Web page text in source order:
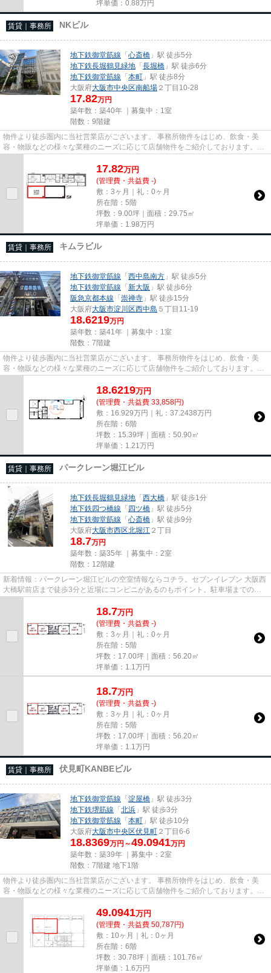
坪単価： 0.88万円
賃貸｜事務所 NKビル
地下鉄御堂筋線 「心斎橋 」駅 徒歩5分
地下鉄長堀鶴見緑地 「長堀橋 」駅 徒歩6分
地下鉄御堂筋線 「本町 」駅 徒歩8分
大阪府大阪市中央区南船場 ２丁目10-28
17.82万円
築年数：築40年 ｜募集中： 1室
階数：9階建
物件より徒歩圏内に当社営業店がございます。 事務所物件をはじめ、飲食・美
容・物販などの様々な業種のニーズに応じて店舗物件をご紹介しております。
尚、弊社ではおとり広告は一切...
17.82万円
(管理費・共益費 -)
敷：3ヶ月｜礼：0ヶ月
所在階：5階
坪数：9.00坪｜面積：29.75㎡
坪単価： 1.98万円
賃貸｜事務所 キムラビル
地下鉄御堂筋線 「西中島南方 」駅 徒歩5分
地下鉄御堂筋線 「新大阪 」駅 徒歩6分
阪急京都本線 「崇禅寺 」駅 徒歩15分
大阪府大阪市淀川区西中島 ５丁目11-19
18.6219万円
築年数：築41年 ｜募集中： 1室
階数：7階建
物件より徒歩圏内に当社営業店がございます。 事務所物件をはじめ、飲食・美
容・物販などの様々な業種のニーズに応じて店舗物件をご紹介しております。
尚、弊社ではおとり広告は一切...
18.6219万円
(管理費・共益費 33,858円)
敷：16.929万円｜礼：37.2438万円
所在階：6階
坪数：15.39坪｜面積：50.90㎡
坪単価： 1.21 万円
賃貸｜事務所 パークレーン堀江ビル
地下鉄長堀鶴見緑地 「西大橋 」駅 徒歩1分
地下鉄四つ橋線 「四ツ橋 」駅 徒歩5分
地下鉄御堂筋線 「心斎橋 」駅 徒歩9分
大阪府大阪市西区北堀江 ２丁目
18.7万円
築年数：築35年 ｜募集中： 2室
階数：12階建
新着情報：パークレーン堀江ビルの空室情報ならコチラ。セブンイレブン 大阪西
大橋駅前店まで徒歩3分と近場にコンビニがあるのもポイント。駐車場までの距
離は300mです。周辺には、徒...
18.7万円
(管理費・共益費 -)
敷：3ヶ月｜礼：0ヶ月
所在階：5階
坪数：17.00坪｜面積：56.20㎡
坪単価： 1.1 万円
18.7万円
(管理費・共益費 -)
敷：3ヶ月｜礼：0ヶ月
所在階：5階
坪数：17.00坪｜面積：56.20㎡
坪単価： 1.1 万円
賃貸｜事務所 伏見町KANBEビル
地下鉄御堂筋線 「淀屋橋 」駅 徒歩3分
地下鉄堺筋線 「北浜 」駅 徒歩3分
地下鉄御堂筋線 「本町 」駅 徒歩10分
大阪府大阪市中央区伏見町 ２丁目6-6
18.8369万円～49.0941万円
築年数：築39年 ｜募集中： 2室
階数：7階建 地下1階
物件より徒歩圏内に当社営業店がございます。 事務所物件をはじめ、飲食・美
容・物販などの様々な業種のニーズに応じて店舗物件をご紹介しております。
尚、弊社ではおとり広告は一切...
49.0941万円
(管理費・共益費 50,787円)
敷：10ヶ月｜礼：0ヶ月
所在階：6階
坪数：30.78坪｜面積：101.76㎡
坪単価： 1.6万円